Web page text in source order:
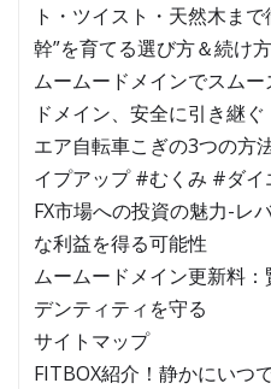
ト・ツイスト・天然木ま
幹”を育てる選び方＆続け
ムームードメインでスム
ドメイン、安全に引き継ぐ
エア自転車こぎの3つの方
イプアップ #むくみ #ダイ
FX市場への投資の魅力-レ
な利益を得る可能性
ムームードメイン更新料
デンティティを守る
サイトマップ
FITBOX紹介！静かにいつ